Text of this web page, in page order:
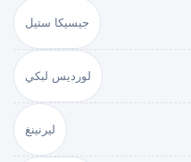
جيسيكا ستيل
لورديس لبكي
ليرنينغ